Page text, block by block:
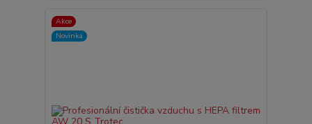
Akce
Novinka